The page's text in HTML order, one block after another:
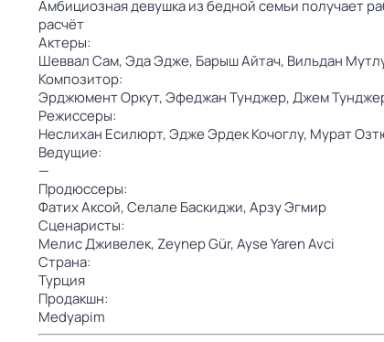
Амбициозная девушка из бедной семьи получает
расчёт
Актеры:
Шеввал Сам,Эда Эдже, Барыш Айтач, Вильдан
Композитор:
Эрджюмент Оркут,Эфеджан Тунджер,Джем
Режиссеры:
Неслихан Есилюрт,Эдже Эрдек Кочоглу, Мурат
Ведущие:
—
Продюссеры:
Фатих Аксой,Селале Баскиджи,Арзу Эгмир
Сценаристы:
Мелис Дживелек, Zeynep Gür,Ayse Yaren Avci
Страна:
Турция
Продакшн:
Medyapim